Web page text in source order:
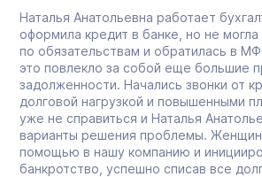
Наталья Анатольевна работает
оформила кредит в банке, но не
по обязательствам и обратилась в
это повлекло за собой еще большие
задолженности. Начались звонки от
долговой нагрузкой и повышенными
уже не справиться и Наталья
варианты решения проблемы.
помощью в нашу компанию и
банкротство, успешно списав все